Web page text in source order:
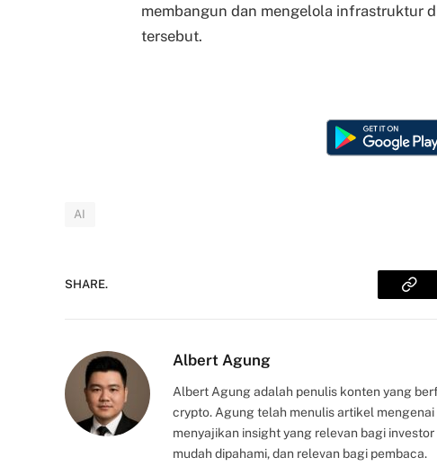
membangun dan mengelola infrastruktur
tersebut.
AI
SHARE.
Albert Agung
Albert Agung adalah penulis konten yang
crypto. Agung telah menulis artikel
menyajikan insight yang relevan bagi
mudah dipahami, dan relevan bagi pembaca.